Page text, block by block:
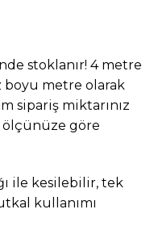
stoklanır! 4 metre
boyu metre olarak
sipariş miktarınız
ölçünüze göre
ile kesilebilir, tek
kullanımı